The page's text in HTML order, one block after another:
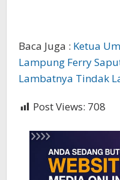
Baca Juga : Ketua
Lampung Ferry
Lambatnya Tindak
Post Views: 708